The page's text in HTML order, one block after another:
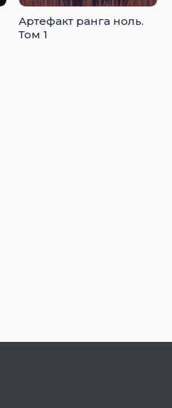
Артефакт ранга ноль.
Том 1